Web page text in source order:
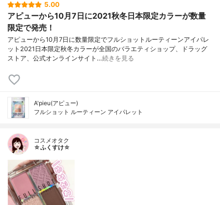
5.00
アピューから10月7日に2021秋冬日本限定カラーが数量
限定で発売！
アピューから10月7日に数量限定でフルショットルーティーンアイパレ
ット2021日本限定秋冬カラーが全国のバラエティショップ、ドラッグ
ストア、公式オンラインサイト…続きを見る
A'pieu(アピュー)
フルショット ルーティーン アイパレット
コスメオタク
☆ふくすけ☆